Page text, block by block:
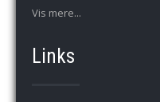
Vis mere...
Links